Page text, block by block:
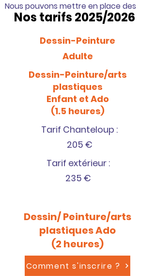
Nous pouvons mettre en place des
activités manuelles durant les
contacter
Nos tarifs 2025/2026
Dessin-Peinture
Adulte
Dessin-Peinture/arts
plastiques
Enfant et Ado
(1.5 heures)
Tarif Chanteloup :
205 €
Tarif extérieur :
235 €
Dessin/ Peinture/arts
plastiques Ado
(2 heures)
Comment s'inscrire ?